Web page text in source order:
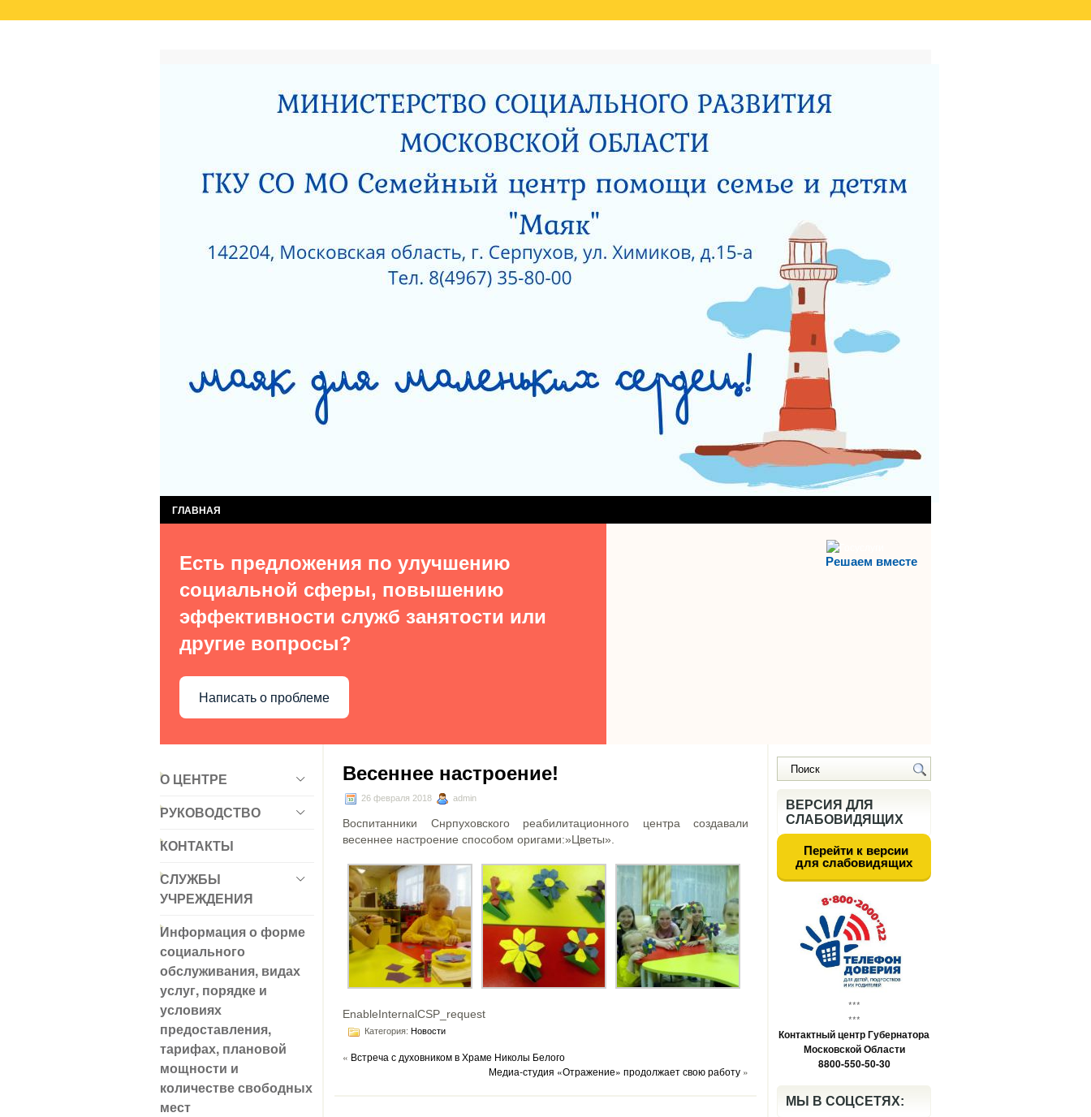
РОДИТЕЛЯМ О ПОЗИТИВНОМ МЫШЛЕНИИ РОДИТЕЛЯМ О ПОЗИТИВНОМ МЫШЛЕНИИ
АКТ ПРОВЕРКИ СЕРПУХОВСКОЙ ГОРОДСКОЙ ПРОКУРАТУРЫ САНИТАРНО — ЭПИДЕМИОЛОГИЧЕСКОЕ ЗАКЛЮЧЕНИЕ ВИДЕО
ПОЛОЖЕНИЕ О ПОПЕЧИТЕЛЬСКОМ СОВЕТЕ ПРИ ГКУСО МО «СЕРПУХОВСКИЙ ГОРОДСКОЙ СОЦИАЛЬНО-РЕАБИЛИТАЦИОННЫЙ ЦЕНТР ДЛЯ
ЗИМНИЕ ЗАБАВЫ ЧТО НУЖНО ЗНАТЬ О КОРРУПЦИИ ЛИЦЕНЗИЯ НА ОСУЩЕСТВЛЕНИЕ МЕДИЦИНСКОЙ ДЕЯТЕЛЬНОСТИ
КАК ЗАЩИТИТЬ РЕБЕНКА ОТ ПАДЕНИЯ ИЗ ОКНА? КАК ЗАЩИТИТЬ РЕБЕНКА ОТ ПАДЕНИЯ ИЗ ОКНА?
ЧТО НУЖНО ЗНАТЬ О КОРРУПЦИИ?
НЕЗАВИСИМАЯ ОЦЕНКА КАЧЕСТВА РАБОТЫ УЧРЕЖДЕНИЙ СОЦИАЛЬНОГО ОБСЛУЖИВАНИЯ, ПОДВЕДОМСТВЕННЫХ МИНИСТЕРСТВУ СОЦИАЛЬНОГО
ДОРОЖНАЯ КАРТА «ПО УЛУЧШЕНИЮ ОКАЗАНИЯ СОЦИАЛЬНЫХ УСЛУГ ПО РЕЗУЛЬТАТАМ НЕЗАВИСИМОЙ ОЦЕНКИ КАЧЕСТВА РАБОТЫ ГКУСО МО
«СЕРПУХОВСКИЙ ГОРОДСКОЙ СОЦИАЛЬНО-РЕАБИЛИТАЦИОННЫЙ ЦЕНТР ДЛЯ НЕСОВЕРШЕННОЛЕТНИХ» (2015 ГОД)
ЗАЩИТА ПРАВ ДЕТЕЙ
ПОРЯДОК ПОДАЧИ ОБРАЩЕНИЯ
СЛУЖБА КОМПЛЕКСНОЙ ПОМОЩИ ДЕТЯМ СЛУЖБА СОПРОВОЖДЕНИЯ ЗАМЕЩАЮЩИХ СЕМЕЙ #15513 (БЕЗ НАЗВАНИЯ)
СЛУЖБА ПОСТИНТЕРНАТНОГО СОПРОВОЖДЕНИЯ ВЫПУСКНИКОВ ИЗ ЧИСЛА ДЕТЕЙ-СИРОТ УЧАСТКОВАЯ СОЦИАЛЬНАЯ СЛУЖБА
ГЛАВНАЯ
Решаем вместе
Есть предложения по улучшению
социальной сферы, повышению
эффективности служб занятости или
другие вопросы?
Написать о проблеме
О ЦЕНТРЕ
РУКОВОДСТВО
КОНТАКТЫ
СЛУЖБЫ
УЧРЕЖДЕНИЯ
Информация о форме
социального
обслуживания, видах
услуг, порядке и
условиях
предоставления,
тарифах, плановой
мощности и
количестве свободных
мест
Весеннее настроение!
26 февраля 2018 admin
Воспитанники Снрпуховского реабилитационного центра создавали
весеннее настроение способом оригами:»Цветы».
EnableInternalCSP_request
Категория: Новости
« Встреча с духовником в Храме Николы Белого
Медиа-студия «Отражение» продолжает свою работу »
ВЕРСИЯ ДЛЯ
СЛАБОВИДЯЩИХ
Перейти к версии
для слабовидящих
***
***
Контактный центр Губернатора
Московской Области
8800-550-50-30
МЫ В СОЦСЕТЯХ: